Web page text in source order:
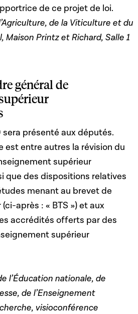
de ce projet de loi.
de la Viticulture et du
Printz et Richard, Salle 1
général de
présenté aux députés.
est entre autres la révision du
supérieur
que des dispositions relatives
menant au brevet de
après : « BTS ») et aux
accrédités offerts par des
supérieur
l’Éducation nationale, de
de l’Enseignement
visioconférence